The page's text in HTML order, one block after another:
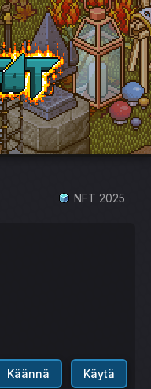
NFT 2025
Käännä Käytä